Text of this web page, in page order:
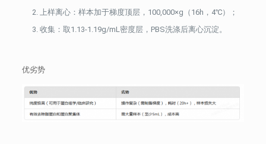
上样离心：样本加于梯度顶层，100,000×g（16h，4℃）；
收集：取1.13-1.19g/mL密度层，PBS洗涤后离心沉淀。
优劣势